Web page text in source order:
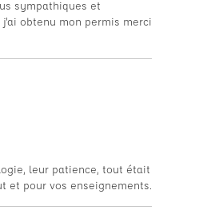
sympathiques et
obtenu mon permis merci
leur patience, tout était
et pour vos enseignements.